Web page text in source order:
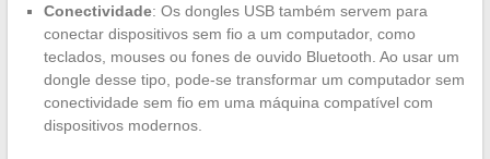
Conectividade: Os dongles USB também servem para
conectar dispositivos sem fio a um computador, como
teclados, mouses ou fones de ouvido Bluetooth. Ao usar um
dongle desse tipo, pode-se transformar um computador sem
conectividade sem fio em uma máquina compatível com
dispositivos modernos.